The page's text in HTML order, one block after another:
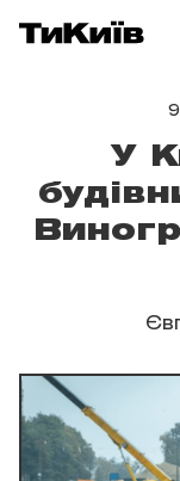
У